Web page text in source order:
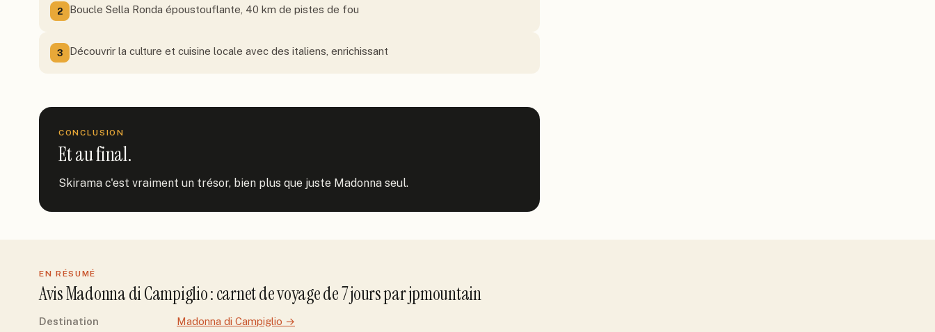
2 Boucle Sella Ronda époustouflante, 40 km de pistes de fou
3 Découvrir la culture et cuisine locale avec des italiens, enrichissant
CONCLUSION
Et au final.
Skirama c'est vraiment un trésor, bien plus que juste Madonna seul.
EN RÉSUMÉ
AvisMadonna di Campiglio: carnet de voyage de7joursparjpmountain
Destination Madonna di Campiglio →